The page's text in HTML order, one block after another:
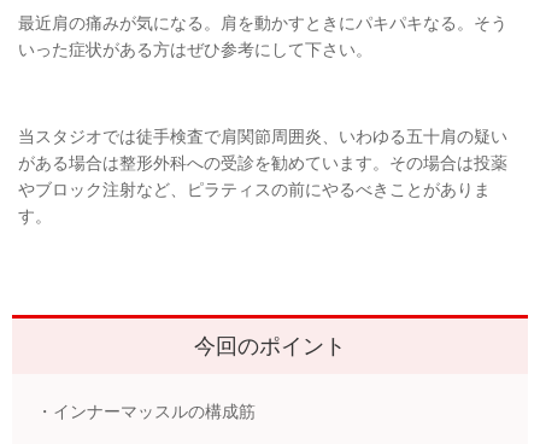
最近肩の痛みが気になる。肩を動かすときにパキパキなる。そう
いった症状がある方はぜひ参考にして下さい。
当スタジオでは徒手検査で肩関節周囲炎、いわゆる五十肩の疑い
がある場合は整形外科への受診を勧めています。その場合は投薬
やブロック注射など、ピラティスの前にやるべきことがありま
す。
今回のポイント
・インナーマッスルの構成筋